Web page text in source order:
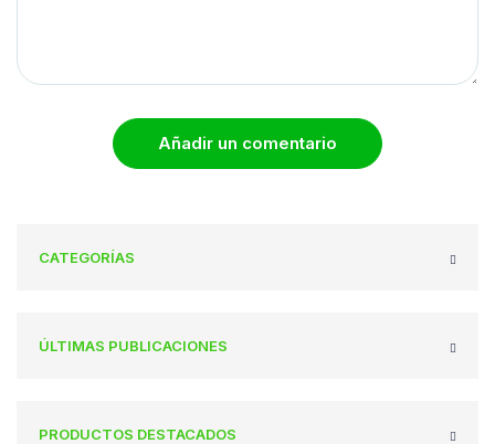
Añadir un comentario
CATEGORÍAS
ÚLTIMAS PUBLICACIONES
PRODUCTOS DESTACADOS